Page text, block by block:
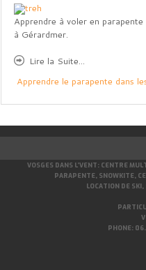
Apprendre à voler en
à Gérardmer.
Lire la Suite...
Apprendre le parapente dans
VOSGES DANS L’VENT: CENTRE
PARAPENTE, SNOWKITE,
LOCATION DE
PHONE: